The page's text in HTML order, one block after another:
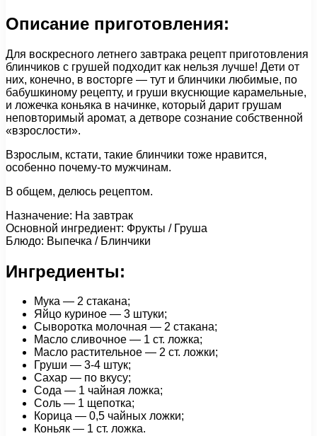
Описание приготовления:
Для воскресного летнего завтрака рецепт приготовления
блинчиков с грушей подходит как нельзя лучше! Дети от
них, конечно, в восторге — тут и блинчики любимые, по
бабушкиному рецепту, и груши вкуснющие карамельные,
и ложечка коньяка в начинке, который дарит грушам
неповторимый аромат, а детворе сознание собственной
«взрослости».
Взрослым, кстати, такие блинчики тоже нравится,
особенно почему-то мужчинам.
В общем, делюсь рецептом.
Назначение: На завтрак
Основной ингредиент: Фрукты / Груша
Блюдо: Выпечка / Блинчики
Ингредиенты:
Мука — 2 стакана;
Яйцо куриное — 3 штуки;
Сыворотка молочная — 2 стакана;
Масло сливочное — 1 ст. ложка;
Масло растительное — 2 ст. ложки;
Груши — 3-4 штук;
Сахар — по вкусу;
Сода — 1 чайная ложка;
Соль — 1 щепотка;
Корица — 0,5 чайных ложки;
Коньяк — 1 ст. ложка.